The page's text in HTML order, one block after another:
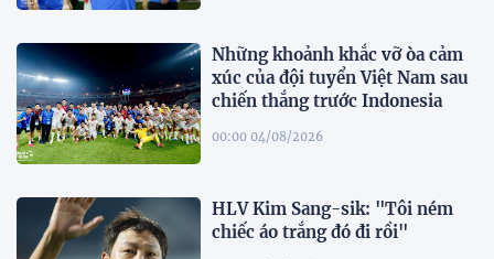
Những khoảnh khắc vỡ òa cảm
xúc của đội tuyển Việt Nam sau
chiến thắng trước Indonesia
00:00 04/08/2026
HLV Kim Sang-sik: "Tôi ném
chiếc áo trắng đó đi rồi"